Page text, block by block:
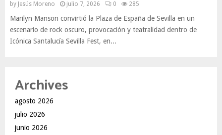
by Jesús Moreno julio 7, 2026 0 285
Marilyn Manson convirtió la Plaza de España de Sevilla en un
escenario de rock oscuro, provocación y teatralidad dentro de
Icónica Santalucía Sevilla Fest, en...
Archives
agosto 2026
julio 2026
junio 2026